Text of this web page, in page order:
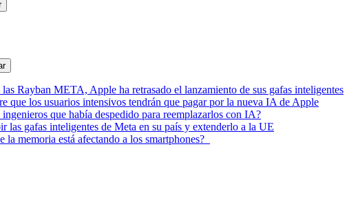
Rayban META, Apple ha retrasado el lanzamiento de sus gafas inteligentes
que los usuarios intensivos tendrán que pagar por la nueva IA de Apple
que había despedido para reemplazarlos con IA?
las gafas inteligentes de Meta en su país y extenderlo a la UE
la memoria está afectando a los smartphones?